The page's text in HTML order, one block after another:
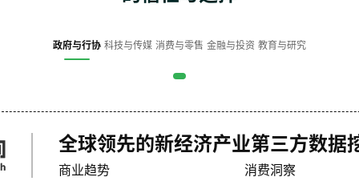
政府与行协 科技与传媒 消费与零售 金融与投资 教育与研究
全球领先的新经济产业第三方数据
商业趋势 消费洞察